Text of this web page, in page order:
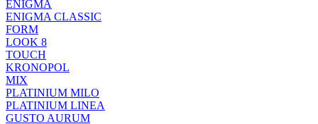
ENIGMA
ENIGMA CLASSIC
FORM
LOOK 8
TOUCH
KRONOPOL
MIX
PLATINIUM MILO
PLATINIUM LINEA
GUSTO AURUM